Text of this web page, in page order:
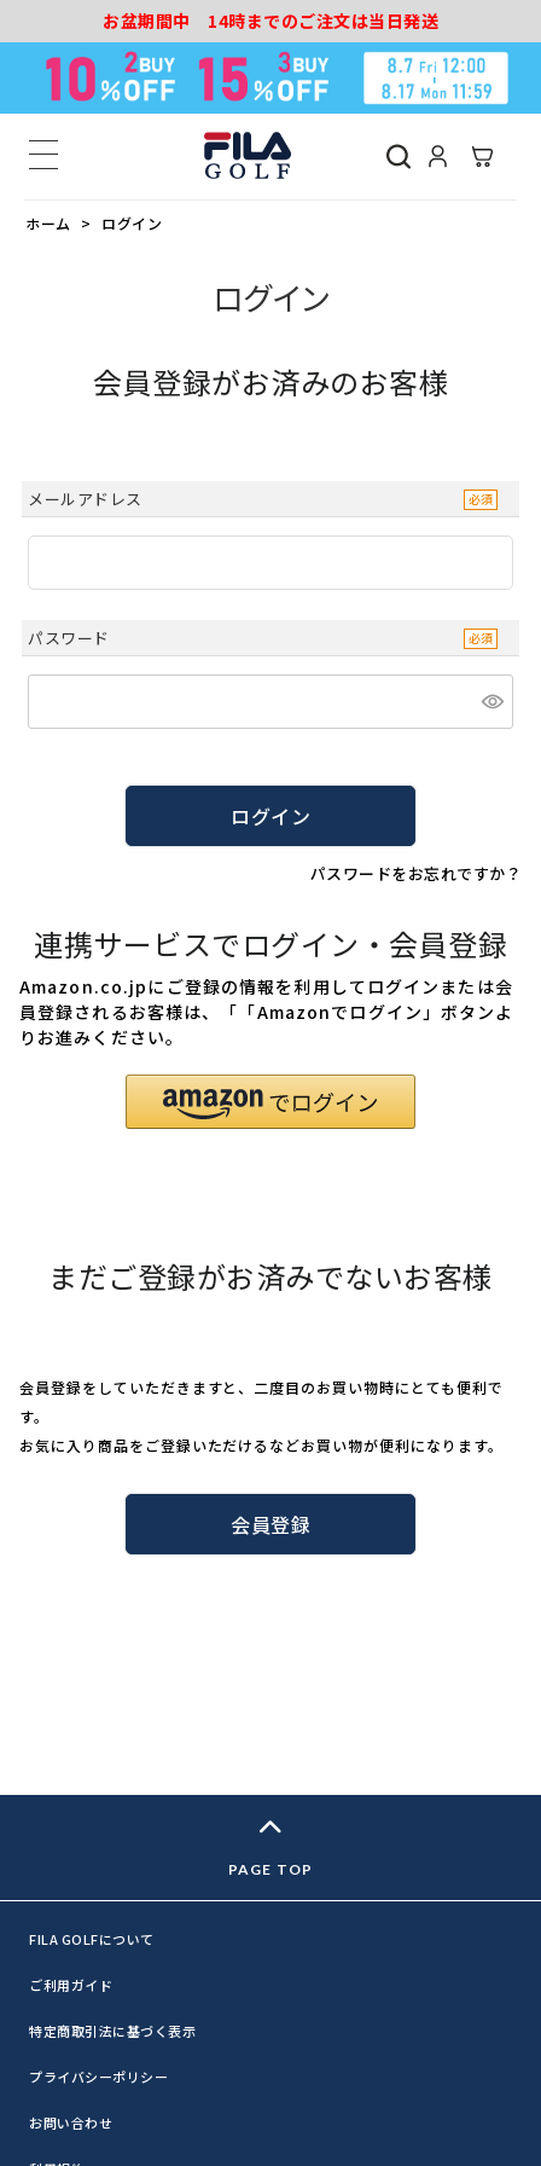
お盆期間中 14時までのご注文は当日発送
ホーム ログイン
ログイン
会員登録がお済みのお客様
メールアドレス
パスワード
ログイン
パスワードをお忘れですか？
連携サービスでログイン・会員登録
Amazon.co.jpにご登録の情報を利用してログインまたは会
員登録されるお客様は、「「Amazonでログイン」ボタンよ
りお進みください。
まだご登録がお済みでないお客様
会員登録をしていただきますと、二度目のお買い物時にとても便利で
す。
お気に入り商品をご登録いただけるなどお買い物が便利になります。
会員登録
FILA GOLFについて
ご利用ガイド
特定商取引法に基づく表示
プライバシーポリシー
お問い合わせ